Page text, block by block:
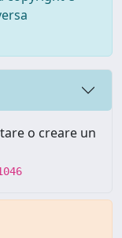
o creare un